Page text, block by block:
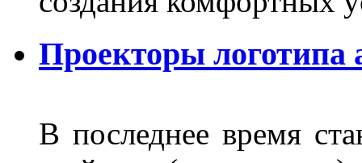
Проекторы логотипа
В последнее время